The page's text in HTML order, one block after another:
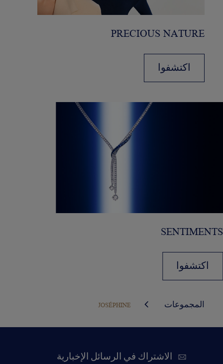
PRECIOUS NATURE
اكتشفوا
SENTIMENTS
اكتشفوا
المجموعات JOSÉPHINE
الاشتراك في الرسائل الإخبارية